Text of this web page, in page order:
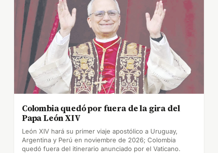
Colombia quedó por fuera de la gira del
Papa León XIV
León XIV hará su primer viaje apostólico a Uruguay,
Argentina y Perú en noviembre de 2026; Colombia
quedó fuera del itinerario anunciado por el Vaticano.